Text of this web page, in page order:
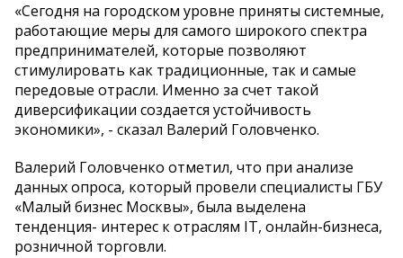
«Сегодня на городском уровне приняты системные,
работающие меры для самого широкого спектра
предпринимателей, которые позволяют
стимулировать как традиционные, так и самые
передовые отрасли. Именно за счет такой
диверсификации создается устойчивость
экономики», - сказал Валерий Головченко.
Валерий Головченко отметил, что при анализе
данных опроса, который провели специалисты ГБУ
«Малый бизнес Москвы», была выделена
тенденция- интерес к отраслям IT, онлайн-бизнеса,
розничной торговли.